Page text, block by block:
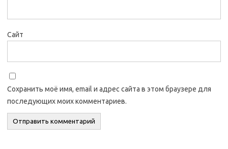
Сайт
Сохранить моё имя, email и адрес сайта в этом браузере для
последующих моих комментариев.